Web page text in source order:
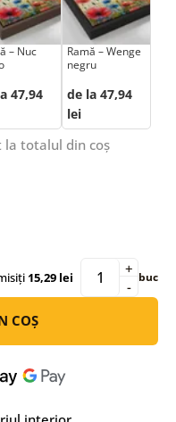
– Nuc
47,94
Ramă – Wenge
negru
de la 47,94
lei
totalul din coș
15,29 lei -
+ buc
COȘ